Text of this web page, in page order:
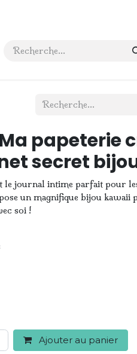
papeterie
secret
le journal intime parfait pour
un magnifique bijou kawaii
soi !
Ajouter au panier